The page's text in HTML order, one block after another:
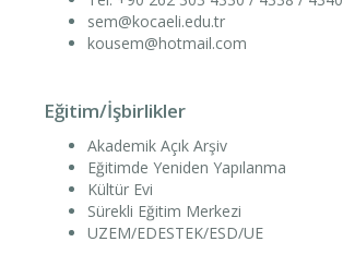
sem@kocaeli.edu.tr
kousem@hotmail.com
Eğitim/İşbirlikler
Akademik Açık Arşiv
Eğitimde Yeniden Yapılanma
Kültür Evi
Sürekli Eğitim Merkezi
UZEM/EDESTEK/ESD/UE